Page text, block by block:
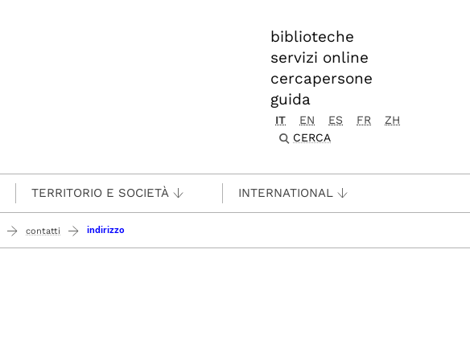
biblioteche
servizi online
cercapersone
guida
IT EN ES FR
ZH
CERCA
TERRITORIO E SOCIETÀ INTERNATIONAL
contatti indirizzo